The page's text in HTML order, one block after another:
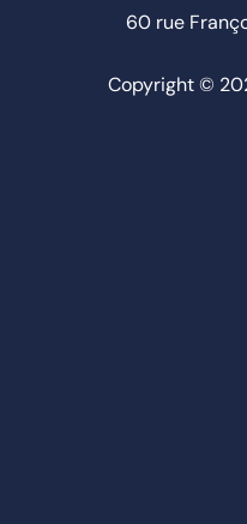
60 rue
Copyright ©